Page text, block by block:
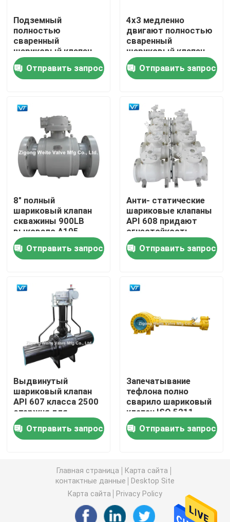
Продукты
О нас
Проверка качества
Свяжитесь мы
Шариковый клапан трубопровода
Клапаны трубопровода природного газа
Клапаны нефтепровода
Шариковый клапан управляемый шестерней
Шариковый клапан углерода стальной служить
Нержавеющая сталь служила фланцем шариковый
Клапан аварийной остановки
плавая шариковый клапан
Шариковый клапан установленный Trunnion
Подземный
полностью
сваренный
шариковый клапан
Отправить запрос
4x3 медленно
двигают полностью
сваренный
шариковый клапан
Отправить запрос
8" полный
шариковый клапан
скважины 900LB
выковало A105
Отправить запрос
Анти- статические
шариковые клапаны
API 608 придают
огнестойкость
аварийной
герметизируя
функции DBB
Отправить запрос
Выдвинутый
шариковый клапан
API 607 класса 2500
стержня для
передачи на большое
расстояние
Отправить запрос
Запечатывание
тефлона полно
сварило шариковый
клапан ISO 5211
шарикового клапана
анти- статический
подземный
Отправить запрос
Главная страница
Карта сайта
контактные данные
Desktop Site
Карта сайта
Privacy Policy